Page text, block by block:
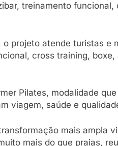
treinamento funcional,
projeto atende turistas e
cross training, boxe,
Pilates, modalidade
viagem, saúde e
mais ampla
mais do que praias,